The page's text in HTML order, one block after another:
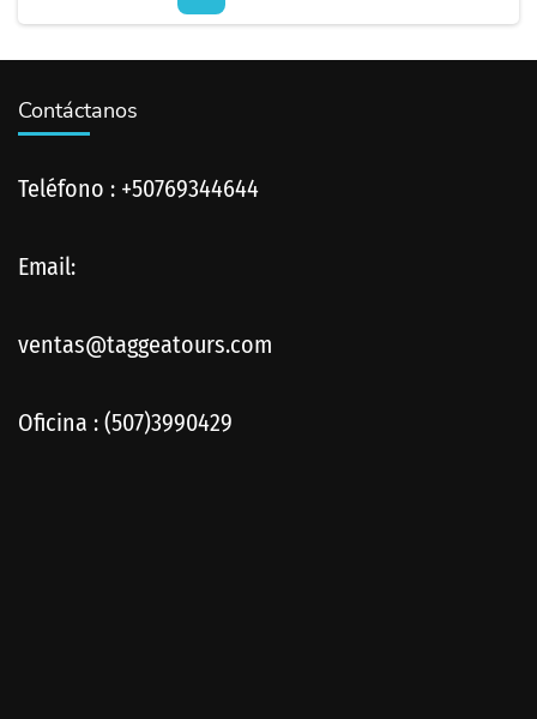
entradas
Contáctanos
Teléfono : +50769344644
Email:
ventas@taggeatours.com
Oficina : (507)3990429